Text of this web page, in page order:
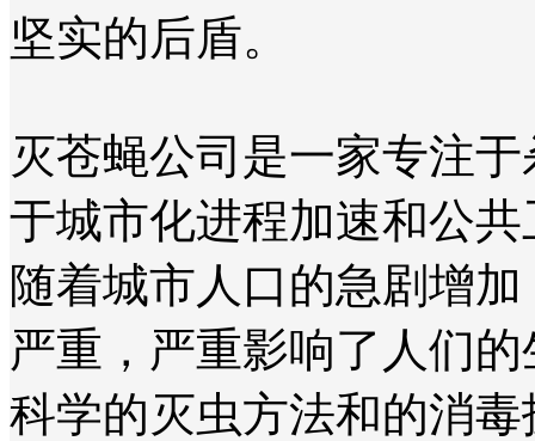
坚实的后盾。
灭苍蝇公司是一家专注
于城市化进程加速和公
随着城市人口的急剧增
严重，严重影响了人们
科学的灭虫方法和的消